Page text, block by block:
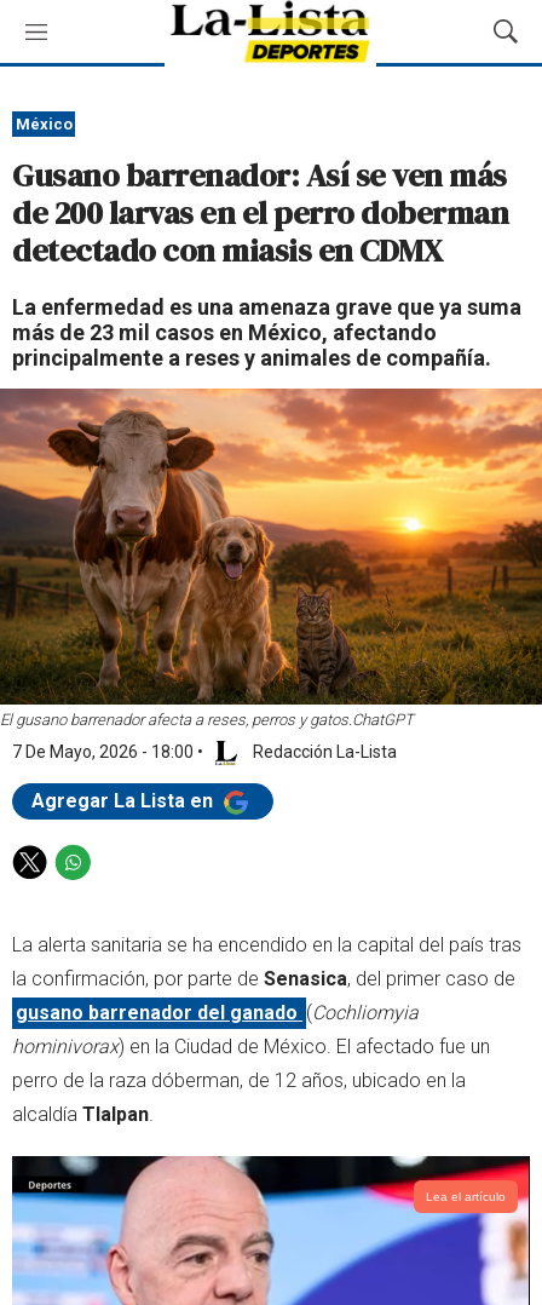
M
e
ú
M
o
a
r
B
q
u
a
México
Gusano barrenador: Así se ven más
de 200 larvas en el perro doberman
detectado con miasis en CDMX
La enfermedad es una amenaza grave que ya suma
más de 23 mil casos en México, afectando
principalmente a reses y animales de compañía.
El gusano barrenador afecta a reses, perros y gatos.ChatGPT
7 De Mayo, 2026 - 18:00 • Redacción La-Lista
Agregar La Lista en
T
t
t
e
r
W
t
s
a
p
p
La alerta sanitaria se ha encendido en la capital del país tras
la confirmación, por parte de Senasica, del primer caso de
gusano barrenador del ganado (Cochliomyia
hominivorax) en la Ciudad de México. El afectado fue un
perro de la raza dóberman, de 12 años, ubicado en la
alcaldía Tlalpan.
Lea el artículo